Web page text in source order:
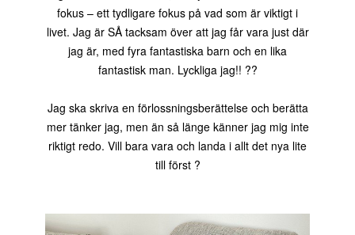
fokus – ett tydligare fokus på vad som är viktigt i
livet. Jag är SÅ tacksam över att jag får vara just där
jag är, med fyra fantastiska barn och en lika
fantastisk man. Lyckliga jag!! ??
Jag ska skriva en förlossningsberättelse och berätta
mer tänker jag, men än så länge känner jag mig inte
riktigt redo. Vill bara vara och landa i allt det nya lite
till först ?